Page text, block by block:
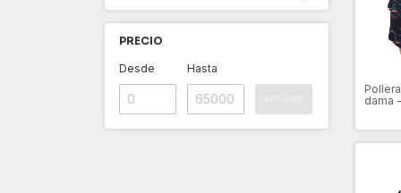
PRECIO
Desde Hasta
dama